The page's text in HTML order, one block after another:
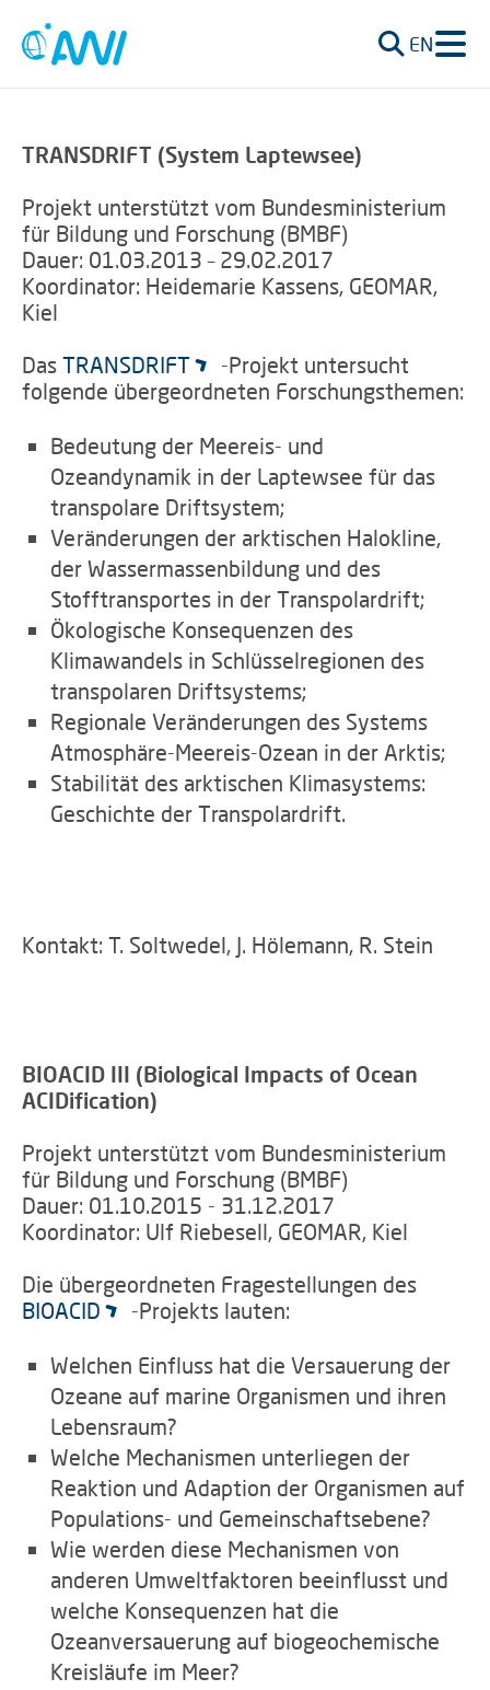
EN
TRANSDRIFT (System Laptewsee)
Projekt unterstützt vom Bundesministerium
für Bildung und Forschung (BMBF)
Dauer: 01.03.2013 – 29.02.2017
Koordinator: Heidemarie Kassens, GEOMAR,
Kiel
Das TRANSDRIFT
-Projekt untersucht
folgende übergeordneten Forschungsthemen:
Bedeutung der Meereis- und
Ozeandynamik in der Laptewsee für das
transpolare Driftsystem;
Veränderungen der arktischen Halokline,
der Wassermassenbildung und des
Stofftransportes in der Transpolardrift;
Ökologische Konsequenzen des
Klimawandels in Schlüsselregionen des
transpolaren Driftsystems;
Regionale Veränderungen des Systems
Atmosphäre-Meereis-Ozean in der Arktis;
Stabilität des arktischen Klimasystems:
Geschichte der Transpolardrift.
Kontakt: T. Soltwedel, J. Hölemann, R. Stein
BIOACID III (Biological Impacts of Ocean
ACIDification)
Projekt unterstützt vom Bundesministerium
für Bildung und Forschung (BMBF)
Dauer: 01.10.2015 - 31.12.2017
Koordinator: Ulf Riebesell, GEOMAR, Kiel
Die übergeordneten Fragestellungen des
BIOACID
-Projekts lauten:
Welchen Einfluss hat die Versauerung der
Ozeane auf marine Organismen und ihren
Lebensraum?
Welche Mechanismen unterliegen der
Reaktion und Adaption der Organismen auf
Populations- und Gemeinschaftsebene?
Wie werden diese Mechanismen von
anderen Umweltfaktoren beeinflusst und
welche Konsequenzen hat die
Ozeanversauerung auf biogeochemische
Kreisläufe im Meer?